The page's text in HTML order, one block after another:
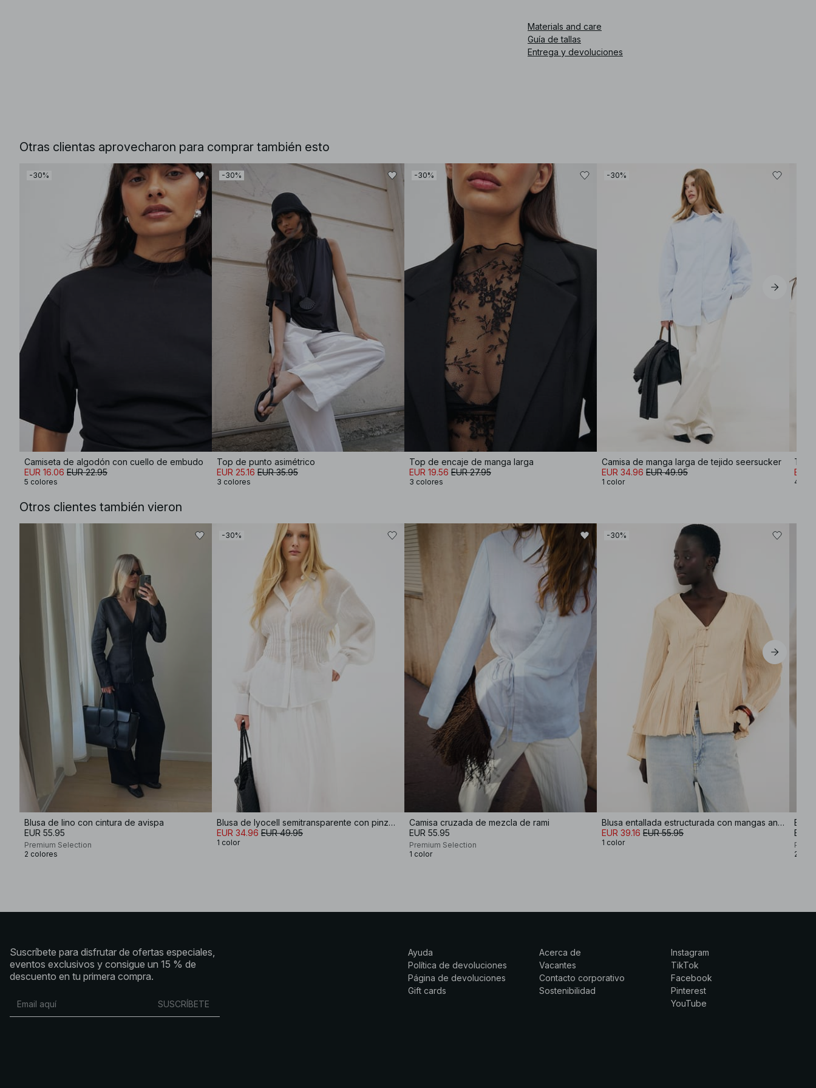
Materials and care
Guía de tallas
Entrega y devoluciones
Otras clientas aprovecharon para comprar también esto
-30%
Camiseta de algodón con cuello de embudo
EUR 16.06 EUR 22.95
5 colores
-30%
Top de punto asimétrico
EUR 25.16 EUR 35.95
3 colores
-30%
Top de encaje de manga larga
EUR 19.56 EUR 27.95
3 colores
-30%
Camisa de manga larga de tejido seersucker
EUR 34.96 EUR 49.95
1 color
EUR
4
Otros clientes también vieron
Blusa de lino con cintura de avispa
EUR 55.95
Premium Selection
2 colores
-30%
Blusa de lyocell semitransparente con pinzas y mangas largas
EUR 34.96 EUR 49.95
1 color
Camisa cruzada de mezcla de rami
EUR 55.95
Premium Selection
1 color
-30%
Blusa entallada estructurada con mangas anchas y cintura marcada
EUR 39.16 EUR 55.95
1 color
EUR
2
Suscríbete para disfrutar de ofertas especiales,
eventos exclusivos y consigue un 15 % de
descuento en tu primera compra.
SUSCRÍBETE
Ayuda
Política de devoluciones
Página de devoluciones
Gift cards
Acerca de
Vacantes
Contacto corporativo
Sostenibilidad
Instagram
TikTok
Facebook
Pinterest
YouTube